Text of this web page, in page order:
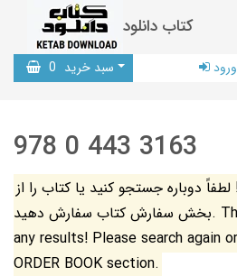
کتاب دانلود
سبد خرید 0 ورود
978 0 443 3163
دوباره جستجو کنید یا کتاب را از
بخش سفارش کتاب سفارش دهید. The search did not yield
any results! Please search again
ORDER BOOK section.